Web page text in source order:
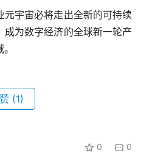
宇宙必将走出全新的可持续
为数字经济的全球新一轮产
(1)
0 0